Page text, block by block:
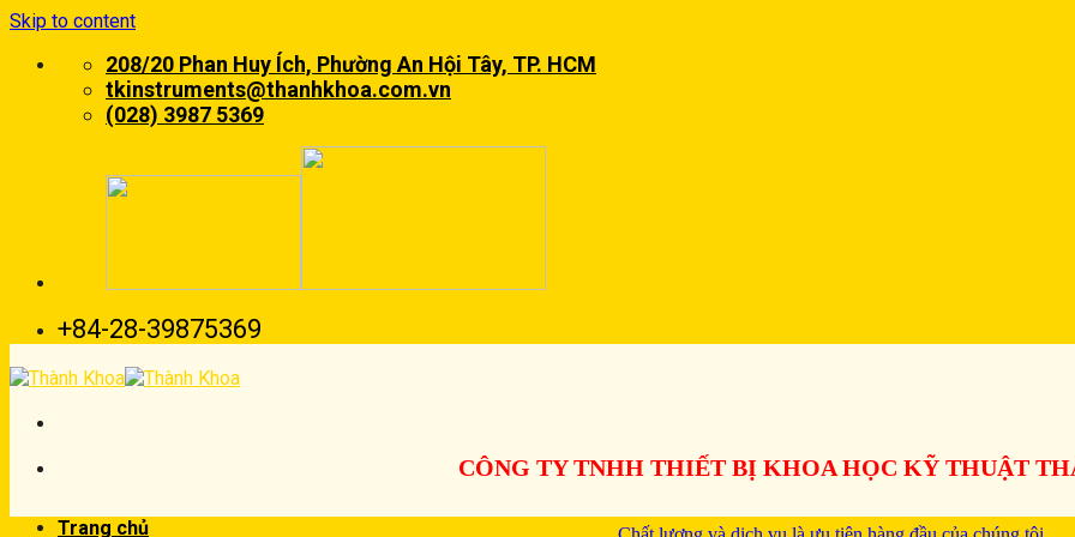
Skip to content
208/20 Phan Huy Ích, Phường An Hội Tây, TP. HCM
tkinstruments@thanhkhoa.com.vn
(028) 3987 5369
+84-28-39875369
CÔNG TY TNHH THIẾT BỊ KHOA HỌC KỸ THUẬT
Trang chủ